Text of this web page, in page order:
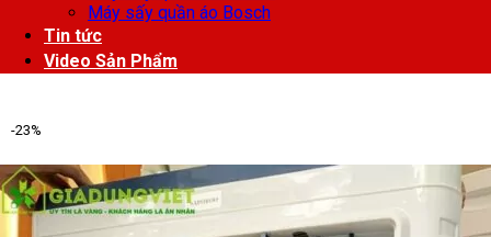
Máy sấy quần áo Bosch
Tin tức
Video Sản Phẩm
-23%